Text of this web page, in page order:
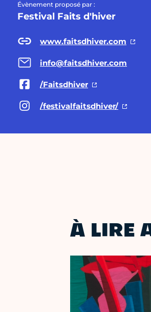
Évènement proposé par :
Festival Faits d'hiver
www.faitsdhiver.com
info@faitsdhiver.com
/Faitsdhiver
/festivalfaitsdhiver/
À LIRE